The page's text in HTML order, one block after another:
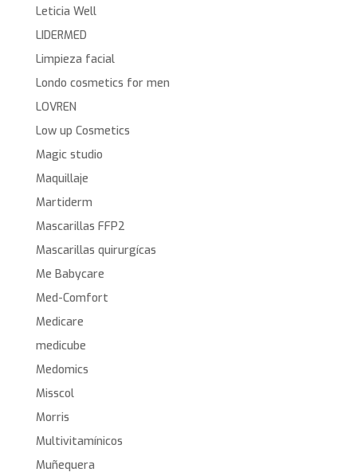
Leticia Well
LIDERMED
Limpieza facial
Londo cosmetics for men
LOVREN
Low up Cosmetics
Magic studio
Maquillaje
Martiderm
Mascarillas FFP2
Mascarillas quirurgícas
Me Babycare
Med-Comfort
Medicare
medicube
Medomics
Misscol
Morris
Multivitamínicos
Muñequera